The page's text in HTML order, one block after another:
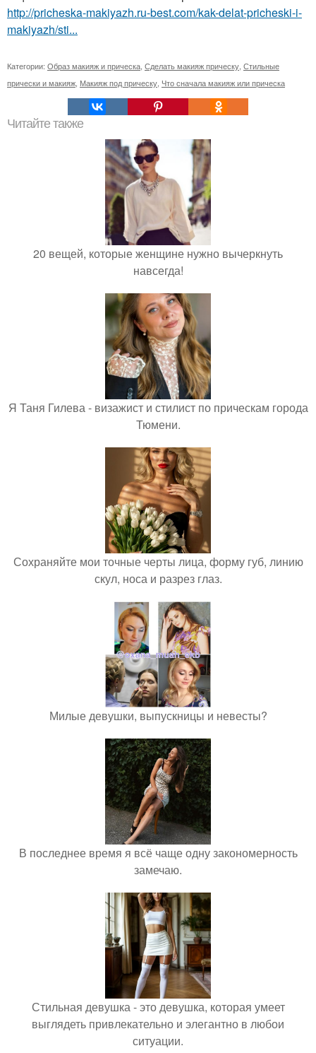
http://pricheska-makiyazh.ru-best.com/kak-delat-pricheski-i-
makiyazh/sti...
Категории: Образ макияж и прическа Сделать макияж прическу Стильные
прически и макияж Макияж под прическу Что сначала макияж или прическа
Читайте также
20 вещей, которые женщине нужно вычеркнуть
навсегда!
Я Таня Гилева - визажист и стилист по прическам города
Тюмени.
Сохраняйте мои точные черты лица, форму губ, линию
скул, носа и разрез глаз.
Милые девушки, выпускницы и невесты?
В последнее время я всё чаще одну закономерность
замечаю.
Стильная девушка - это девушка, которая умеет
выглядеть привлекательно и элегантно в любои
ситуации.